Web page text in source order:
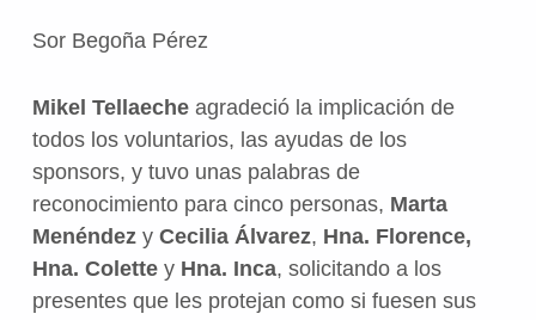
Sor Begoña Pérez
Mikel Tellaecheagradeció la implicación de
todos los voluntarios, las ayudas de los
sponsors, y tuvo unas palabras de
reconocimiento para cinco personas, Marta
Menéndezy Cecilia Álvarez, Hna. Florence,
Hna. Colette yHna. Inca, solicitando a los
presentes que les protejan como si fuesen sus